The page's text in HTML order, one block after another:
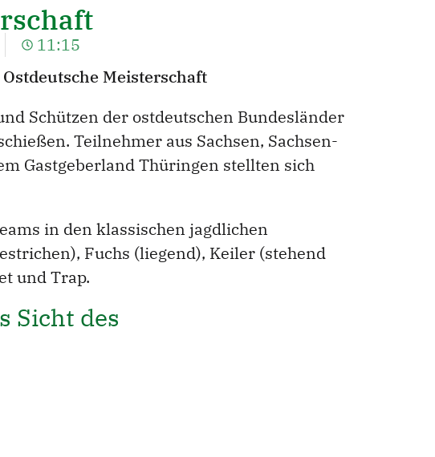
11:15
Meisterschaft
Schützen der ostdeutschen Bundesländer
Teilnehmer aus Sachsen, Sachsen-
Gastgeberland Thüringen stellten sich
in den klassischen jagdlichen
Fuchs (liegend), Keiler (stehend
und Trap.
Sicht des